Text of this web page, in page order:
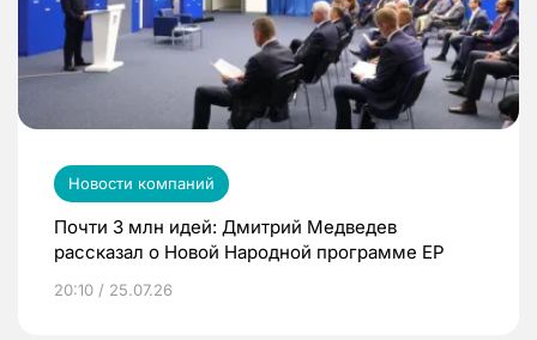
Новости компаний
Почти 3 млн идей: Дмитрий Медведев
рассказал о Новой Народной программе ЕР
20:10 / 25.07.26